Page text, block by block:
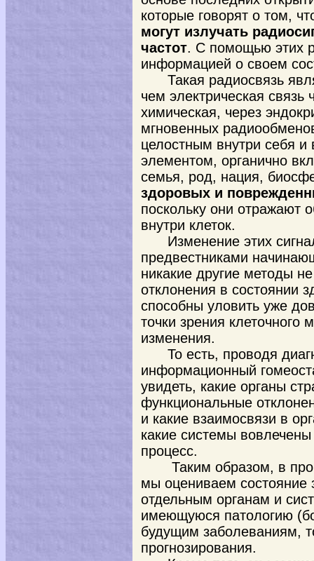
которые говорят о том,
могут излучать
частот. С помощью этих
информацией о своем
Такая радиосвязь
чем электрическая
химическая, через
мгновенных
целостным внутри себя
элементом, органично
семья, род, нация,
здоровых и
поскольку они отражают
внутри клеток.
Изменение этих
предвестниками
никакие другие методы
отклонения в состоянии
способны уловить уже
точки зрения
изменения.
То есть, проводя
информационный
увидеть, какие органы
функциональные
и какие взаимосвязи в
какие системы
процесс.
Таким образом, в
мы оцениваем состояние
отдельным органам и
имеющуюся патологию
будущим заболеваниям,
прогнозирования.